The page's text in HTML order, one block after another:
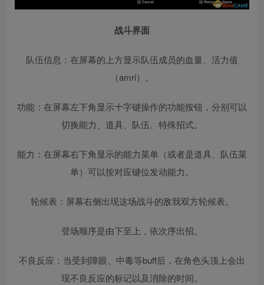
战斗界面
队伍信息：在屏幕的上方显示队伍成员的血量、活力值
（amri）。
功能：在屏幕左下角显示十字键操作的功能按钮，分别可以
切换能力、道具、队伍、特殊招式。
能力：在屏幕右下角显示的能力菜单（或者是道具、队伍菜
单）可以按对应键位发动能力。
轮候表：屏幕右侧出现这场战斗的敌我双方轮候表。
登场顺序是由下至上，依次序出招。
不良反应：当受到障眼、中毒等buff后，在角色头顶上会出
现不良反应的标记以及消除的时间。